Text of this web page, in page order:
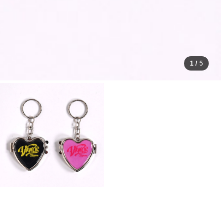
1 / 5